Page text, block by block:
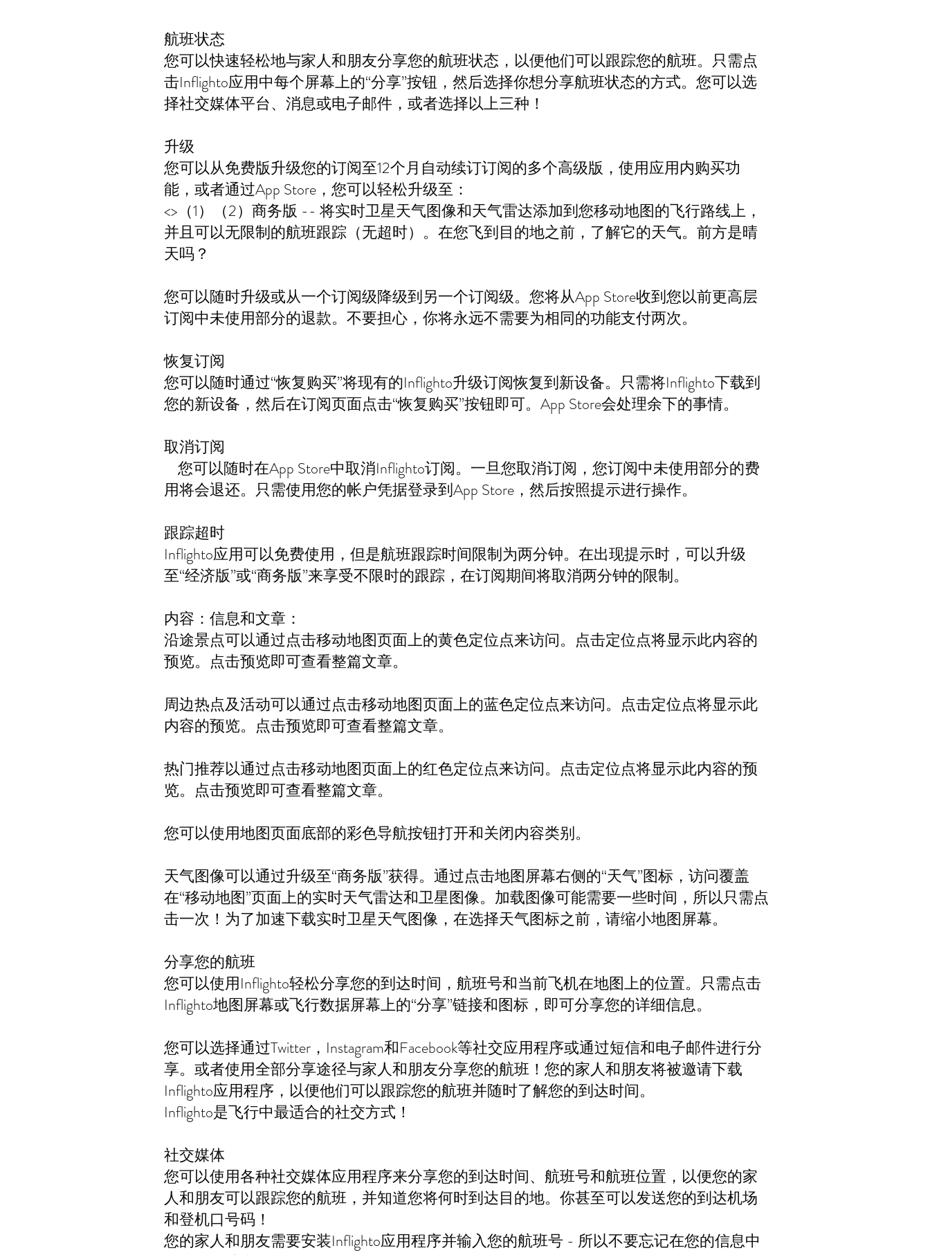
航班状态
您可以快速轻松地与家人和朋友分享您的航班状态，以便他们可以跟踪您的航班。只需点
击Inflighto应用中每个屏幕上的“分享”按钮，然后选择你想分享航班状态的方式。您可以选
择社交媒体平台、消息或电子邮件，或者选择以上三种！
升级
您可以从免费版升级您的订阅至12个月自动续订订阅的多个高级版，使用应用内购买功
能，或者通过App Store，您可以轻松升级至：
<>（1）（2）商务版 -- 将实时卫星天气图像和天气雷达添加到您移动地图的飞行路线上，
并且可以无限制的航班跟踪（无超时）。在您飞到目的地之前，了解它的天气。前方是晴
天吗？
您可以随时升级或从一个订阅级降级到另一个订阅级。您将从App Store收到您以前更高层
订阅中未使用部分的退款。不要担心，你将永远不需要为相同的功能支付两次。
恢复订阅
您可以随时通过“恢复购买”将现有的Inflighto升级订阅恢复到新设备。只需将Inflighto下载到
您的新设备，然后在订阅页面点击“恢复购买”按钮即可。App Store会处理余下的事情。
取消订阅
您可以随时在App Store中取消Inflighto订阅。一旦您取消订阅，您订阅中未使用部分的费
用将会退还。只需使用您的帐户凭据登录到App Store，然后按照提示进行操作。
跟踪超时
Inflighto应用可以免费使用，但是航班跟踪时间限制为两分钟。在出现提示时，可以升级
至“经济版”或“商务版”来享受不限时的跟踪，在订阅期间将取消两分钟的限制。
内容：信息和文章：
沿途景点可以通过点击移动地图页面上的黄色定位点来访问。点击定位点将显示此内容的
预览。点击预览即可查看整篇文章。
周边热点及活动可以通过点击移动地图页面上的蓝色定位点来访问。点击定位点将显示此
内容的预览。点击预览即可查看整篇文章。
热门推荐以通过点击移动地图页面上的红色定位点来访问。点击定位点将显示此内容的预
览。点击预览即可查看整篇文章。
您可以使用地图页面底部的彩色导航按钮打开和关闭内容类别。
天气图像可以通过升级至“商务版”获得。通过点击地图屏幕右侧的“天气”图标，访问覆盖
在“移动地图”页面上的实时天气雷达和卫星图像。加载图像可能需要一些时间，所以只需点
击一次！为了加速下载实时卫星天气图像，在选择天气图标之前，请缩小地图屏幕。
分享您的航班
您可以使用Inflighto轻松分享您的到达时间，航班号和当前飞机在地图上的位置。只需点击
Inflighto地图屏幕或飞行数据屏幕上的“分享”链接和图标，即可分享您的详细信息。
您可以选择通过Twitter，Instagram和Facebook等社交应用程序或通过短信和电子邮件进行分
享。或者使用全部分享途径与家人和朋友分享您的航班！您的家人和朋友将被邀请下载
Inflighto应用程序，以便他们可以跟踪您的航班并随时了解您的到达时间。
Inflighto是飞行中最适合的社交方式！
社交媒体
您可以使用各种社交媒体应用程序来分享您的到达时间、航班号和航班位置，以便您的家
人和朋友可以跟踪您的航班，并知道您将何时到达目的地。你甚至可以发送您的到达机场
和登机口号码！
您的家人和朋友需要安装Inflighto应用程序并输入您的航班号 - 所以不要忘记在您的信息中